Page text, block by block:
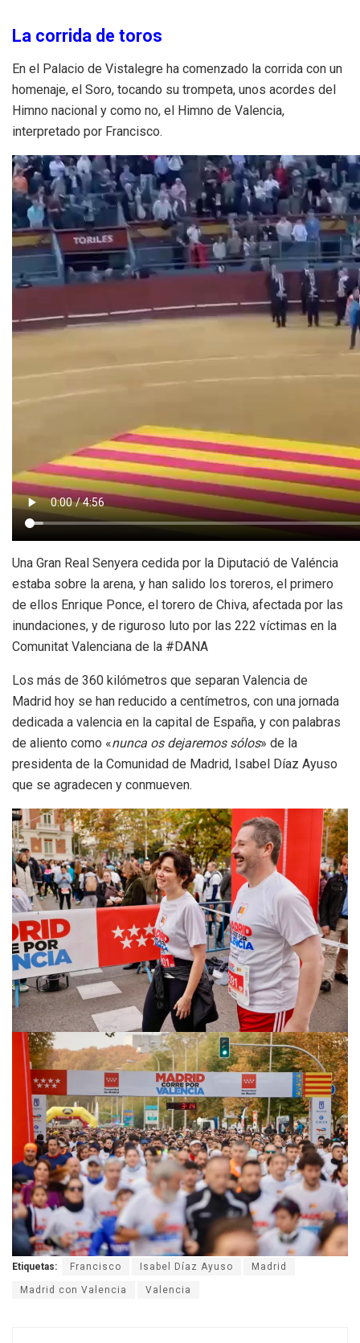
La corrida de toros
En el Palacio de Vistalegre ha comenzado la corrida con un
homenaje, el Soro, tocando su trompeta, unos acordes del
Himno nacional y como no, el Himno de Valencia,
interpretado por Francisco.
Una Gran Real Senyera cedida por la Diputació de Valéncia
estaba sobre la arena, y han salido los toreros, el primero
de ellos Enrique Ponce, el torero de Chiva, afectada por las
inundaciones, y de riguroso luto por las 222 víctimas en la
Comunitat Valenciana de la #DANA
Los más de 360 kilómetros que separan Valencia de
Madrid hoy se han reducido a centímetros, con una jornada
dedicada a valencia en la capital de España, y con palabras
de aliento como «nunca os dejaremos sólos» de la
presidenta de la Comunidad de Madrid, Isabel Díaz Ayuso
que se agradecen y conmueven.
Etiquetas: Francisco Isabel Díaz Ayuso Madrid
Madrid con Valencia Valencia